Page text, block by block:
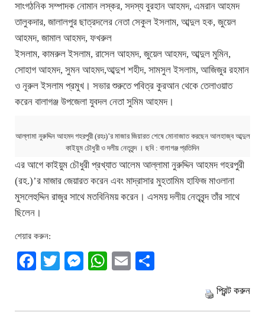
সাংগঠনিক সম্পাদক নোমান লস্কর, সদস্য বুরহান আহমদ, এমরান আহমদ
তালুকদার, জালালপুর ছাত্রদলের নেতা সেকুল ইসলাম, আব্দুল হক, জুয়েল
আহমদ, জামাল আহমদ, ফখরুল
ইসলাম, কামরুল ইসলাম, রাসেল আহমদ, জুয়েল আহমদ, আব্দুল মুমিন,
সোহাগ আহমদ, সুমন আহমদ,আব্দুশ শহীদ, সামসুল ইসলাম, আজিজুর রহমান
ও নূরুল ইসলাম প্রমুখ। সভার শুরুতে পবিত্র কুরআন থেকে তেলাওয়াত
করেন বালাগঞ্জ উপজেলা যুবদল নেতা সুমিম আহমদ।
আল্লামা নুরুদ্দিন আহমদ গহরপুরী (রহঃ)’র মাজার জিয়ারত শেষে মোনাজাত করছেন আলহাজ্ব আব্দুল
কাইয়ুম চৌধুরী ও দলীয় নেতৃবৃন্দ । ছবি : বালাগঞ্জ প্রতিদিন
এর আগে কাইয়ুম চৌধুরী প্রখ্যাত আলেম আল্লামা নুরুদ্দিন আহমদ গহরপুরী
(রহ.)’র মাজার জেয়ারত করেন এবং মাদ্রাসার মুহতামিম হাফিজ মাওলানা
মুসলেহুদ্দিন রাজুর সাথে মতবিনিময় করেন। এসময় দলীয় নেতৃবৃন্দ তাঁর সাথে
ছিলেন।
শেয়ার করুন:
Facebook
TwitterMessenger
WhatsApp
Email
প্রিন্ট করুন